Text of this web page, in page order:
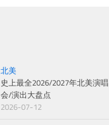
北美
史上最全2026/2027年北美演唱
会/演出大盘点
2026-07-12